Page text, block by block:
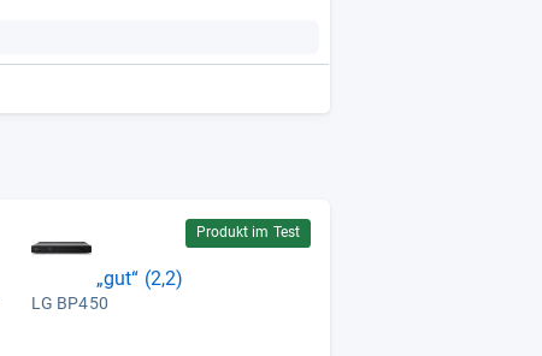
Produkt im Test
„gut“ (2,2)
LG BP450